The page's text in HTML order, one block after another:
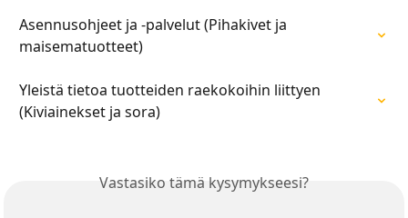
Asennusohjeet ja -palvelut (Pihakivet ja
maisematuotteet)
Yleistä tietoa tuotteiden raekokoihin liittyen
(Kiviainekset ja sora)
Vastasiko tämä kysymykseesi?